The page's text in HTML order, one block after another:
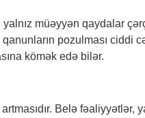
müəyyən qaydalar
pozulması ciddi
kömək edə bilər.
Belə fəaliyyətlər,